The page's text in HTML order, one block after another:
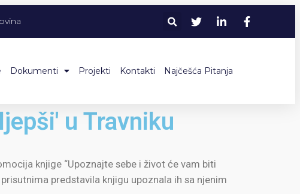
Dokumenti Projekti Kontakti Najčešća Pitanja
u Travniku
knjige “Upoznajte sebe i život će vam biti
predstavila knjigu upoznala ih sa njenim